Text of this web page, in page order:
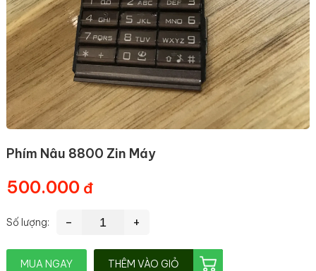
Phím Nâu 8800 Zin Máy
500.000
Số lượng: - +
MUA NGAY THÊM VÀO GIỎ